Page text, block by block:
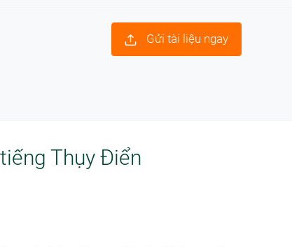
Gửi tài liệu ngay
Thụy Điển